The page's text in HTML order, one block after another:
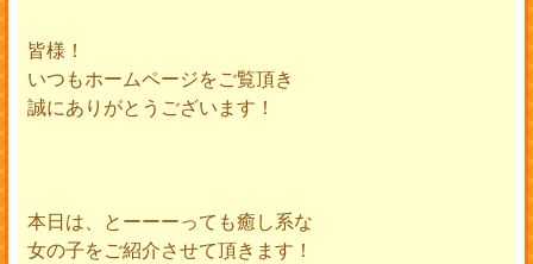
皆様！
いつもホームページをご覧頂き
誠にありがとうございます！
本日は、とーーーっても癒し系な
女の子をご紹介させて頂きます！